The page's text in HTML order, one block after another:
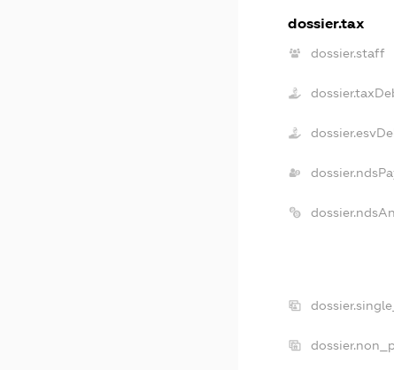
dossier.tax
dossier.staff